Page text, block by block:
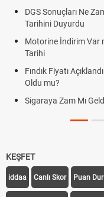
DGS Sonuçları Ne
Tarihini Duyurdu
Motorine İndirim Var
Tarihi
Fındık Fiyatı
Oldu mu?
Sigaraya Zam Mı
KEŞFET
iddaa Canlı Skor Puan